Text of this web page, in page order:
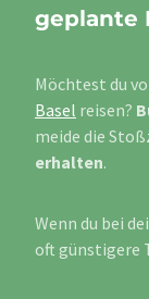
geplante
Möchtest du
Basel reisen?
meide die
erhalten.
Wenn du bei
oft günstigere